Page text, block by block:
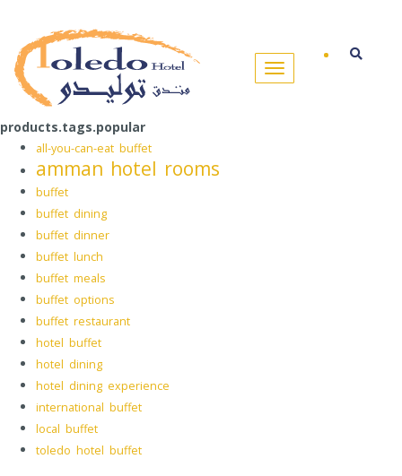
products.tags.popular
all-you-can-eat buffet
amman hotel rooms
buffet
buffet dining
buffet dinner
buffet lunch
buffet meals
buffet options
buffet restaurant
hotel buffet
hotel dining
hotel dining experience
international buffet
local buffet
toledo hotel buffet